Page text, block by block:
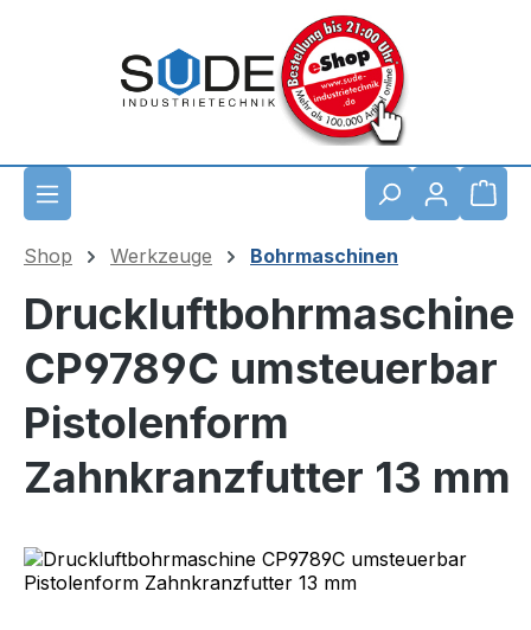
Shop Werkzeuge Bohrmaschinen
Druckluftbohrmaschine
CP9789C umsteuerbar
Pistolenform
Zahnkranzfutter 13 mm
Bildergalerie überspringen